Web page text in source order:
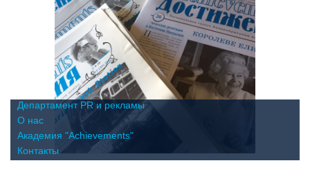
Департамент PR и рекламы
О нас
Академия "Achievements"
Контакты